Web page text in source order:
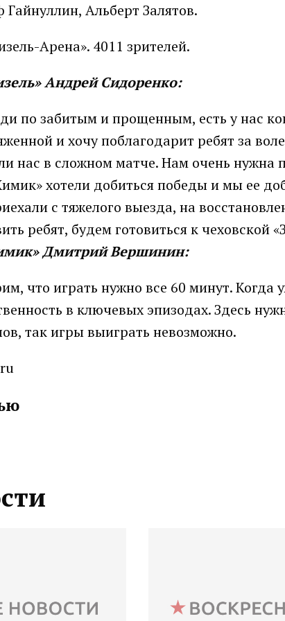
Альберт Залятов.
Арена». 4011 зрителей.
Андрей Сидоренко:
по забитым и прощенным, есть у нас
и хочу поблагодарит ребят за
нас в сложном матче. Нам очень нужна
хотели добиться победы и мы ее
с тяжелого выезда, на
ребят, будем готовиться к чеховской
Дмитрий Вершинин:
что играть нужно все 60 минут. Когда
в ключевых эпизодах. Здесь
так игры выиграть невозможно.